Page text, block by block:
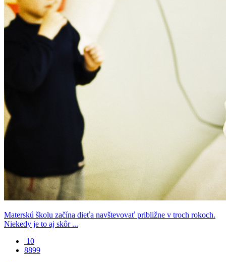
Materskú školu začína dieťa navštevovať približne v troch rokoch.
Niekedy je to aj skôr ...
10
8899